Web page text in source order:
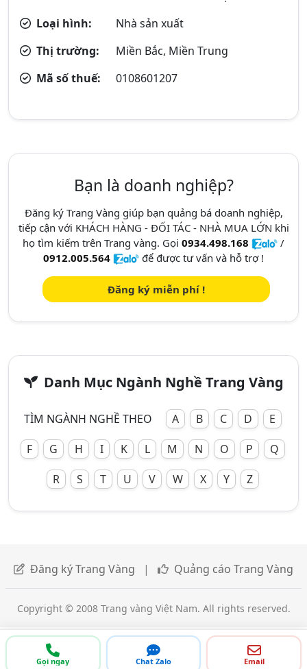
Loại hình:
Nhà sản xuất
Thị trường:
Miền Bắc, Miền Trung
Mã số thuế:
0108601207
Gọi ngay Chat Zalo Email
Bạn là doanh nghiệp?
Đăng ký Trang Vàng giúp bạn quảng bá doanh nghiệp,
tiếp cận với KHÁCH HÀNG - ĐỐI TÁC - NHÀ MUA LỚN khi
họ tìm kiếm trên Trang vàng. Gọi 0934.498.168
/
0912.005.564
để được tư vấn và hỗ trợ !
Đăng ký miễn phí !
Danh Mục Ngành Nghề Trang Vàng
TÌM NGÀNH NGHỀ THEO A B C D
E
F
G H I K L M N O P
Q
R
S T U V W X Y Z
Đăng ký Trang Vàng | Quảng cáo Trang Vàng
Copyright © 2008 Trang vàng Việt Nam. All rights reserved.